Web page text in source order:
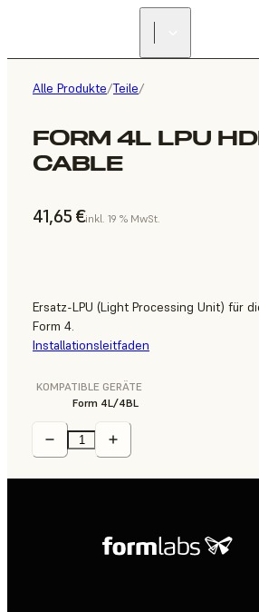
Alle Produkte/Teile/
FORM 4L LPU
CABLE
41,65 €inkl. 19 % MwSt.
Ersatz-LPU (Light Processing Unit) für
Form 4.
Installationsleitfaden
KOMPATIBLE GERÄTE
Form 4L/4BL